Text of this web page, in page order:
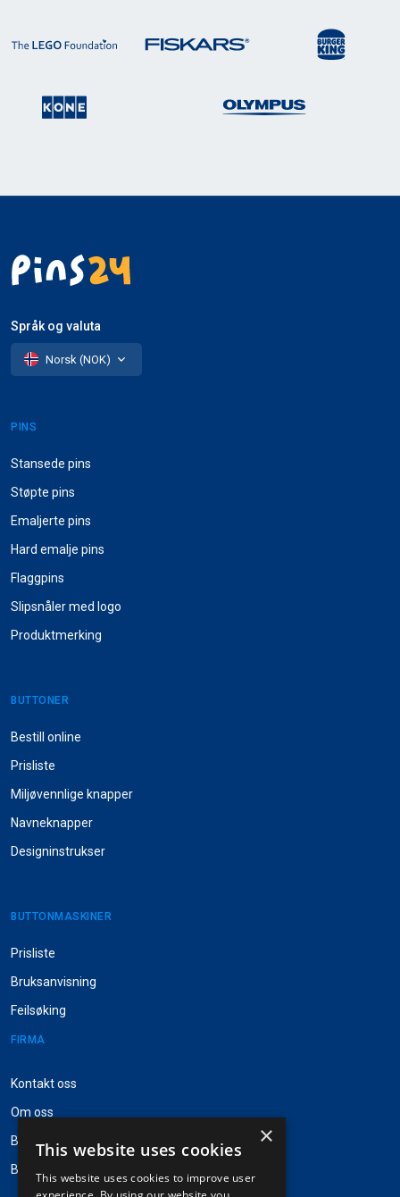
Språk og valuta
Norsk (NOK)
PINS
Stansede pins
Støpte pins
Emaljerte pins
Hard emalje pins
Flaggpins
Slipsnåler med logo
Produktmerking
BUTTONER
Bestill online
Prisliste
Miljøvennlige knapper
Navneknapper
Designinstrukser
BUTTONMASKINER
Prisliste
Bruksanvisning
Feilsøking
FIRMA
Kontakt oss
Om oss
Besøk Pinpops®
Badgestock navneskilter
×
This website uses cookies
This website uses cookies to improve user